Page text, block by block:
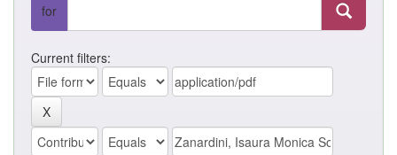
for
Current filters: